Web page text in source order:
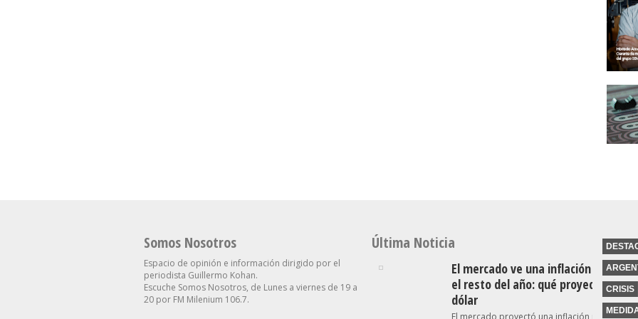
Somos Nosotros
Espacio de opinión e información dirigido por el
periodista Guillermo Kohan.
Escuche Somos Nosotros, de Lunes a viernes de 19 a
20 por FM Milenium 106.7.
Última Noticia
El mercado ve una inflación a la baja
el resto del año: qué proyecta para el
dólar
El mercado proyectó una inflación menor al
CRISIS